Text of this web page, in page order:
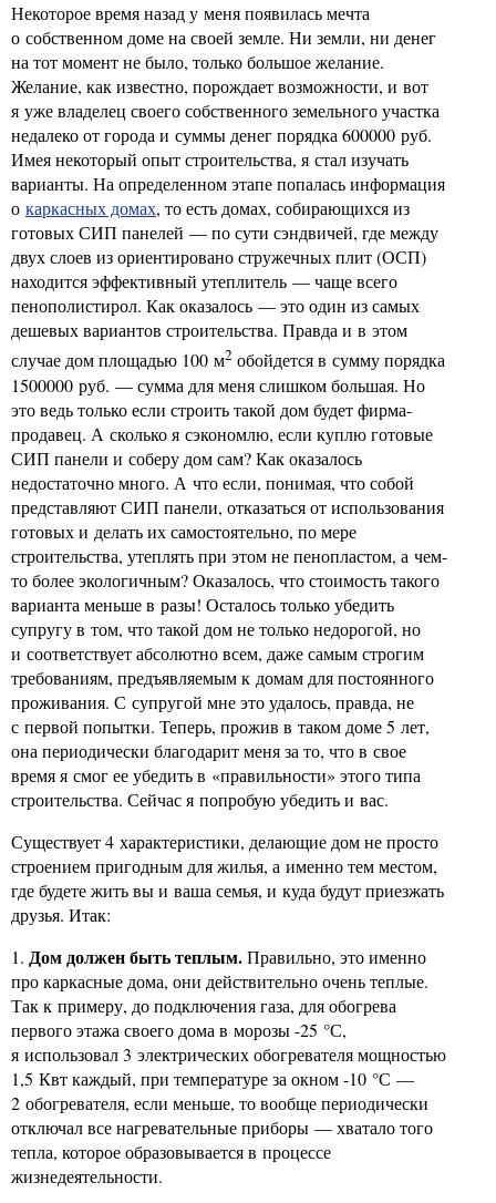
Некоторое время назад у меня появилась мечта
о собственном доме на своей земле. Ни земли, ни денег
на тот момент не было, только большое желание.
Желание, как известно, порождает возможности, и вот
я уже владелец своего собственного земельного участка
недалеко от города и суммы денег порядка 600000 руб.
Имея некоторый опыт строительства, я стал изучать
варианты. На определенном этапе попалась информация
о каркасных домах, то есть домах, собирающихся из
готовых СИП панелей — по сути сэндвичей, где между
двух слоев из ориентировано стружечных плит (ОСП)
находится эффективный утеплитель — чаще всего
пенополистирол. Как оказалось — это один из самых
дешевых вариантов строительства. Правда и в этом
случае дом площадью 100 м2 обойдется в сумму порядка
1500000 руб. — сумма для меня слишком большая. Но
это ведь только если строить такой дом будет фирма-
продавец. А сколько я сэкономлю, если куплю готовые
СИП панели и соберу дом сам? Как оказалось
недостаточно много. А что если, понимая, что собой
представляют СИП панели, отказаться от использования
готовых и делать их самостоятельно, по мере
строительства, утеплять при этом не пенопластом, а чем-
то более экологичным? Оказалось, что стоимость такого
варианта меньше в разы! Осталось только убедить
супругу в том, что такой дом не только недорогой, но
и соответствует абсолютно всем, даже самым строгим
требованиям, предъявляемым к домам для постоянного
проживания. С супругой мне это удалось, правда, не
с первой попытки. Теперь, прожив в таком доме 5 лет,
она периодически благодарит меня за то, что в свое
время я смог ее убедить в «правильности» этого типа
строительства. Сейчас я попробую убедить и вас.
Существует 4 характеристики, делающие дом не просто
строением пригодным для жилья, а именно тем местом,
где будете жить вы и ваша семья, и куда будут приезжать
друзья. Итак:
1. Дом должен быть теплым.Правильно, это именно
про каркасные дома, они действительно очень теплые.
Так к примеру, до подключения газа, для обогрева
первого этажа своего дома в морозы -25 °С,
я использовал 3 электрических обогревателя мощностью
1,5 Квт каждый, при температуре за окном -10 °С —
2 обогревателя, если меньше, то вообще периодически
отключал все нагревательные приборы — хватало того
тепла, которое образовывается в процессе
жизнедеятельности.